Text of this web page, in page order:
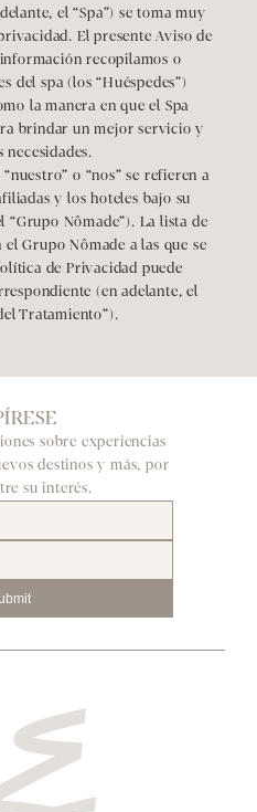
el “Spa”) se toma muy
El presente Aviso de
recopilamos o
del spa (los “Huéspedes”)
la manera en que el Spa
brindar un mejor servicio y
necesidades.
o “nos” se refieren a
y los hoteles bajo su
Nômade”). La lista de
Grupo Nômade a las que se
de Privacidad puede
(en adelante, el
Tratamiento”).
sobre experiencias
destinos y más, por
su interés.